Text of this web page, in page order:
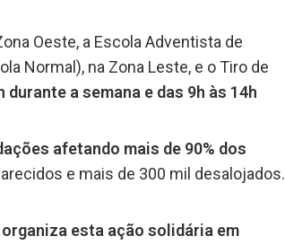
Oeste, a Escola Adventista de
Normal), na Zona Leste, e o Tiro de
a semana e das 9h às 14h
afetando mais de 90% dos
e mais de 300 mil desalojados.
organiza esta ação solidária em